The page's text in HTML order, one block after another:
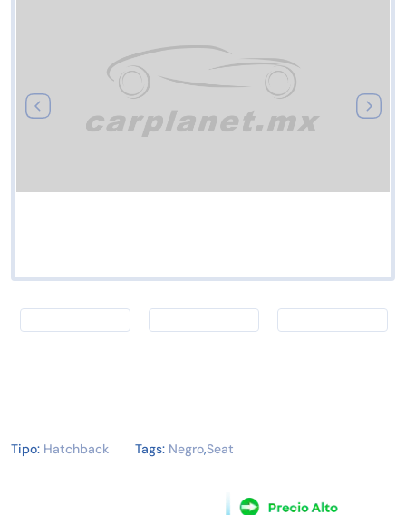
Tipo: Hatchback Tags: Negro,Seat